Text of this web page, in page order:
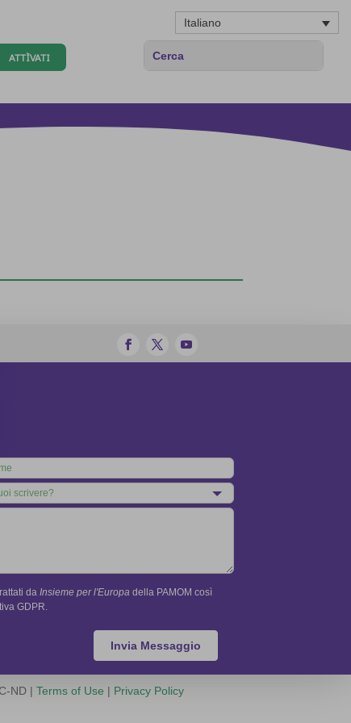
Italiano
ATTÌVATI
daInsieme per l'Europa della PAMOM così
GDPR.
Invia Messaggio
ND | Terms of Use | Privacy Policy